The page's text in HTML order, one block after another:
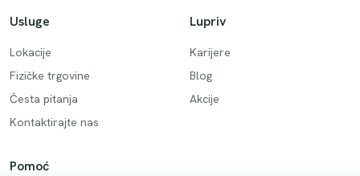
Usluge
Lokacije
Fizičke trgovine
Česta pitanja
Kontaktirajte nas
Lupriv
Karijere
Blog
Akcije
Pomoć